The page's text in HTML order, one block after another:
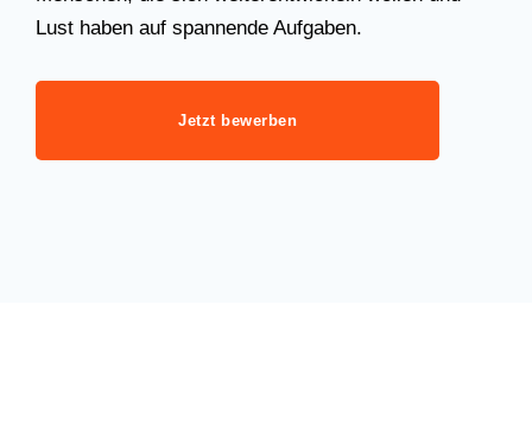
Lust haben auf spannende Aufgaben.
Jetzt bewerben